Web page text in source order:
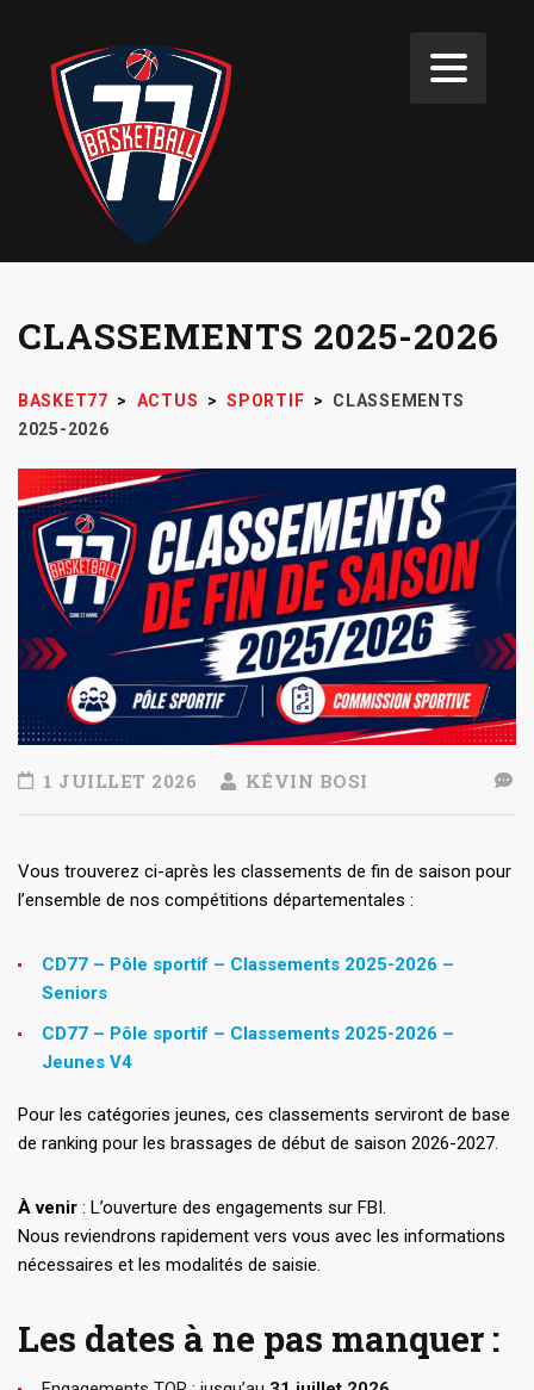
CLASSEMENTS 2025-2026
BASKET77 > ACTUS > SPORTIF >
CLASSEMENTS
2025-2026
1 JUILLET 2026 KÉVIN BOSI
Vous trouverez ci-après les classements de fin de saison pour
l’ensemble de nos compétitions départementales :
CD77 – Pôle sportif – Classements 2025-2026 –
Seniors
CD77 – Pôle sportif – Classements 2025-2026 –
Jeunes V4
Pour les catégories jeunes, ces classements serviront de base
de ranking pour les brassages de début de saison 2026-2027.
À venir : L’ouverture des engagements sur FBI.
Nous reviendrons rapidement vers vous avec les informations
nécessaires et les modalités de saisie.
Les dates à ne pas manquer :